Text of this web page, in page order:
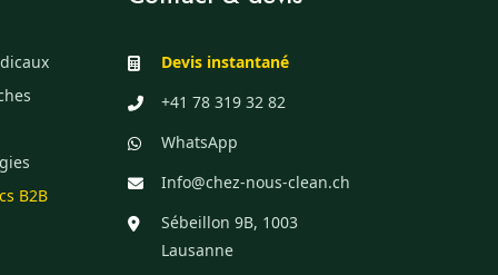
B2B
Devis instantané
+41 78 319 32 82
WhatsApp
Info@chez-nous-clean.ch
Sébeillon 9B, 1003
Lausanne